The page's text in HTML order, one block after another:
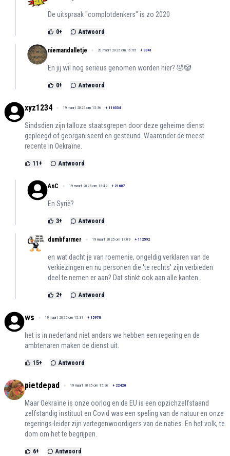
De uitspraak "complotdenkers" is zo 2020
0+ Antwoord
niemandalletje 20 maart 2025 om 16:55 + 3041
En jij wil nog serieus genomen worden hier? 🤣🤡
0+ Antwoord
xyz1234 19 maart 2025 om 15:36 + 116334
Sindsdien zijn talloze staatsgrepen door deze geheime dienst
gepleegd of georganiseerd en gesteund. Waaronder de meest
recente in Oekraïne.
11 + Antwoord
AnC 19 maart 2025 om 15:42 + 21607
En Syrië?
3+ Antwoord
dumbfarmer 19 maart 2025 om 17:09 + 112592
en wat dacht je van roemenie, ongeldig verklaren van de
verkiezingen en nu personen die 'te rechts' zijn verbieden
deel te nemen er aan? Dat stinkt ook aan alle kanten..
2+ Antwoord
ws 19 maart 2025 om 15:31 + 15978
het is in nederland niet anders we hebben een regering en de
ambtenaren maken de dienst uit.
15+ Antwoord
pietdepad 19 maart 2025 om 15:26 + 22426
Maar Oekraïne is onze oorlog en de EU is een opzichzelfstaand
zelfstandig instituut en Covid was een speling van de natuur en onze
regerings-leider zijn vertegenwoordigers van de naties. En het volk, te
dom om het te begrijpen.
6+ Antwoord